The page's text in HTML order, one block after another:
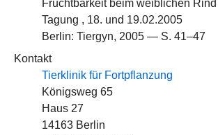
Fruchtbarkeit beim weiblichen
Tagung , 18. und 19.02.2005
Berlin: Tiergyn, 2005 — S. 41–47
Kontakt
Tierklinik für Fortpflanzung
Königsweg 65
Haus 27
14163 Berlin